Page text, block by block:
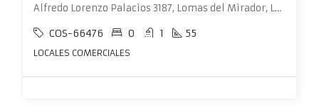
Alfredo Lorenzo Palacios 3187, Lomas del Mirador, La Matanza
COS-66476 0 1 55
LOCALES COMERCIALES